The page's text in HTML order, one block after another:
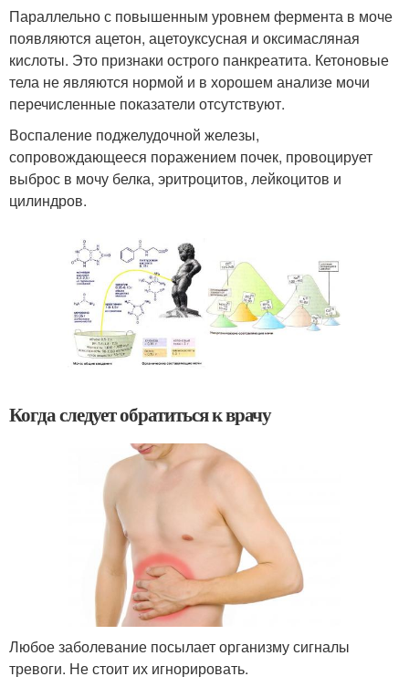
Параллельно с повышенным уровнем фермента в моче
появляются ацетон, ацетоуксусная и оксимасляная
кислоты. Это признаки острого панкреатита. Кетоновые
тела не являются нормой и в хорошем анализе мочи
перечисленные показатели отсутствуют.
Воспаление поджелудочной железы,
сопровождающееся поражением почек, провоцирует
выброс в мочу белка, эритроцитов, лейкоцитов и
цилиндров.
Когда следует обратиться к врачу
Любое заболевание посылает организму сигналы
тревоги. Не стоит их игнорировать.